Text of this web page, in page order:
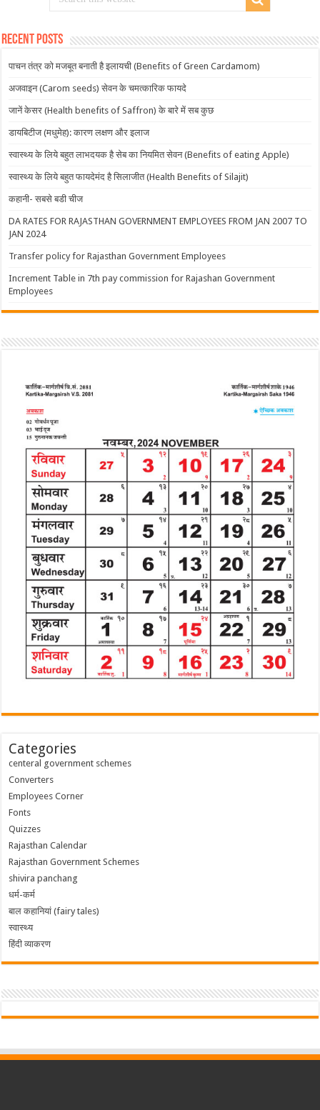
Recent Posts
पाचन तंत्र को मजबूत बनाती है इलायची (Benefits of Green Cardamom)
अजवाइन (Carom seeds) सेवन के चमत्कारिक फायदे
जानें केसर (Health benefits of Saffron) के बारे में सब कुछ
डायबिटीज (मधुमेह): कारण लक्षण और इलाज
स्वास्थ्य के लिये बहुत लाभदयक है सेब का नियमित सेवन (Benefits of eating Apple)
स्वास्थ्य के लिये बहुत फायदेमंद है सिलाजीत (Health Benefits of Silajit)
कहानी- सबसे बडी चीज
DA RATES FOR RAJASTHAN GOVERNMENT EMPLOYEES FROM JAN 2007 TO
JAN 2024
Transfer policy for Rajasthan Government Employees
Increment Table in 7th pay commission for Rajashan Government
Employees
Categories
centeral government schemes
Converters
Employees Corner
Fonts
Quizzes
Rajasthan Calendar
Rajasthan Government Schemes
shivira panchang
धर्म-कर्म
बाल कहानियां (fairy tales)
स्वास्थ्य
हिंदी व्याकरण